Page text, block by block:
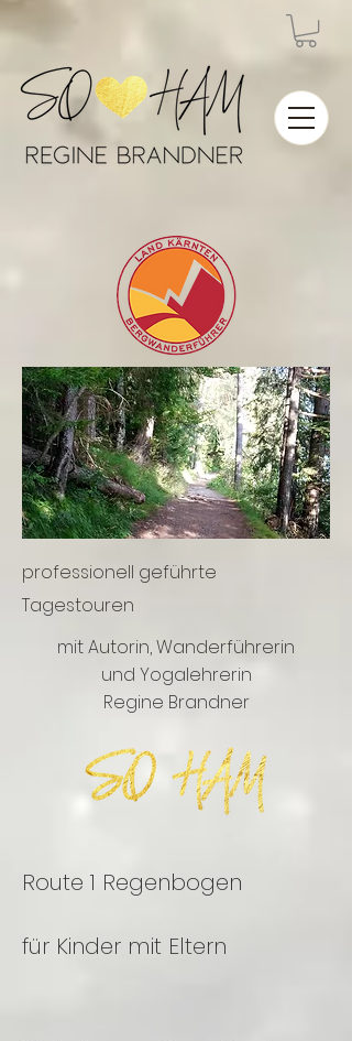
professionell geführte
Tagestouren
mit Autorin, Wanderführerin
und Yogalehrerin
Regine Brandner
Route 1 Regenbogen
für Kinder mit Eltern